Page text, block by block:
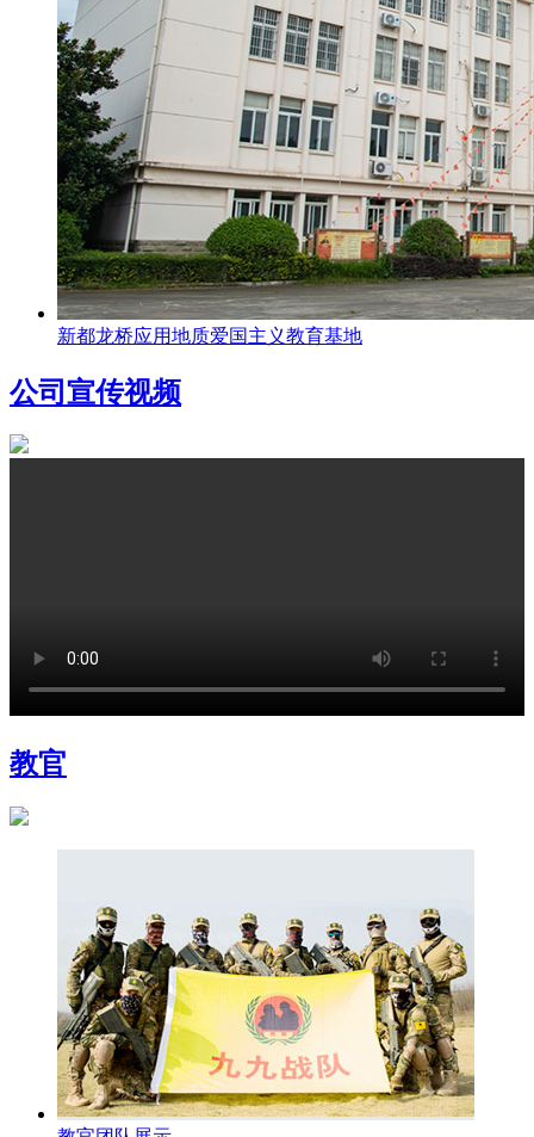
新都龙桥应用地质爱国主义教育基地
公司宣传视频
教官